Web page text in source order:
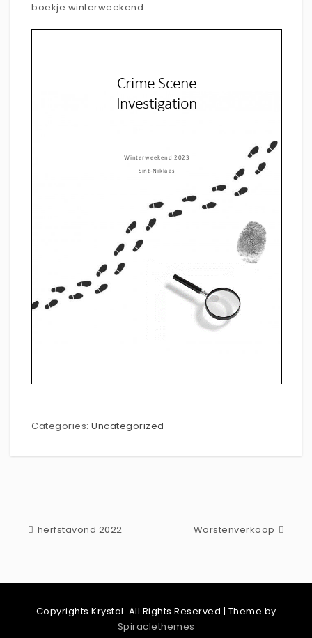
boekje winterweekend:
Categories: Uncategorized
herfstavond 2022 Worstenverkoop
Copyrights Krystal. All Rights Reserved | Theme by
Spiraclethemes